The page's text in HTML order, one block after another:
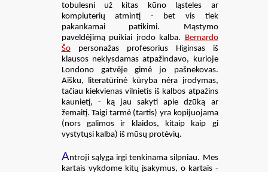
tobulesni už kitas kūno ląsteles ar
kompiuterių atmintį - bet vis tiek
pakankamai patikimi. Mąstymo
paveldėjimą puikiai įrodo kalba. Bernardo
Šopersonažas profesorius Higinsas iš
klausos neklysdamas atpažindavo, kurioje
Londono gatvėje gimė jo pašnekovas.
Aišku, literatūrinė kūryba nėra įrodymas,
tačiau kiekvienas vilnietis iš kalbos atpažins
kaunietį, - ką jau sakyti apie dzūką ar
žemaitį. Taigi tarmė (tartis) yra kopijuojama
(nors galimos ir klaidos, kitaip kaip gi
vystytųsi kalba) iš mūsų protėvių.
Antroji sąlyga irgi tenkinama silpniau. Mes
kartais vykdome kitų įsakymus, o kartais -